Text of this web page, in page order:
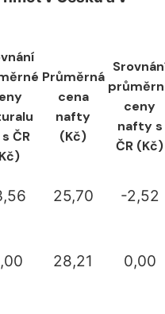
ČR
Průměrná
cena
nafty
(Kč)
ceny
nafty s
ČR (Kč)
25,70 -2,52
28,21 0,00